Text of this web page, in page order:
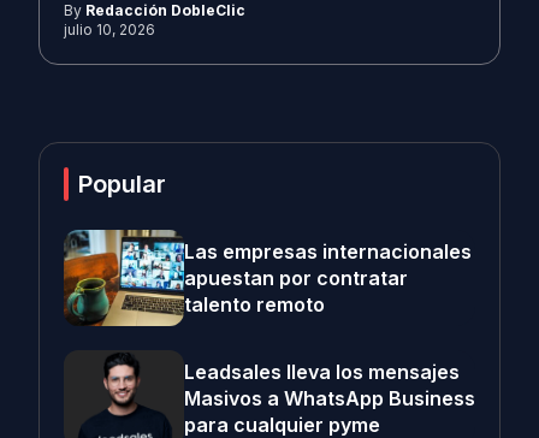
By Redacción DobleClic
julio 10, 2026
Popular
Las empresas internacionales
apuestan por contratar
talento remoto
Leadsales lleva los mensajes
Masivos a WhatsApp Business
para cualquier pyme